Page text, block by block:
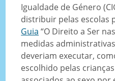
Igualdade de Género
distribuir pelas escolas
Guia “O Direito a Ser
medidas
deveriam executar,
escolhido pelas